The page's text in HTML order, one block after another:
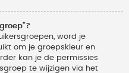
word je
om je groepskleur en
kan je de permissies
te wijzigen via het